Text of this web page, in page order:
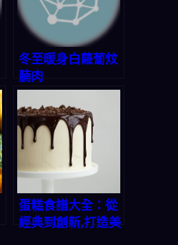
冬至暖身白蘿蔔炆
腩肉
蛋糕食譜大全：從
經典到創新,打造美